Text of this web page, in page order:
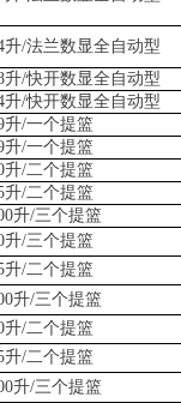
升/法兰数显全自动型
升/快开数显全自动型
升/快开数显全自动型
升/一个提篮
升/一个提篮
升/二个提篮
升/二个提篮
升/三个提篮
升/三个提篮
升/二个提篮
升/三个提篮
升/二个提篮
升/二个提篮
升/三个提篮